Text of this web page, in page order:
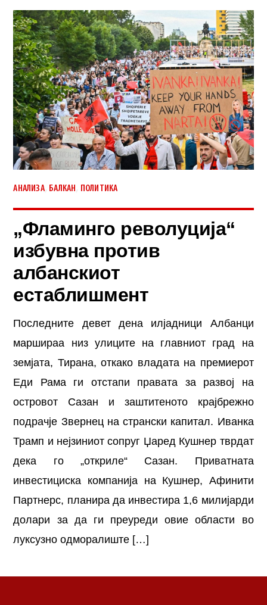
АНАЛИЗА, БАЛКАН ПОЛИТИКА
„Фламинго револуција“
избувна против
албанскиот
естаблишмент
Последните девет дена илјадници Албанци
маршираа низ улиците на главниот град на
земјата, Тирана, откако владата на премиерот
Еди Рама ги отстапи правата за развој на
островот Сазан и заштитеното крајбрежно
подрачје Звернец на странски капитал. Иванка
Трамп и нејзиниот сопруг Џаред Кушнер тврдат
дека го „откриле“ Сазан. Приватната
инвестициска компанија на Кушнер, Афинити
Партнерс, планира да инвестира 1,6 милијарди
долари за да ги преуреди овие области во
луксузно одморалиште […]